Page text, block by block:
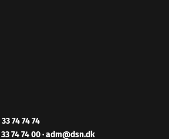
33 74 74 74
33 74 74 00·adm@dsn.dk